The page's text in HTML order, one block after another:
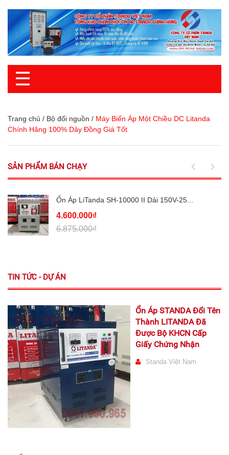
☰
Trang chủ / Bộ đổi nguồn / Máy Biến Áp Một Chiều DC Litanda
Chính Hãng 100% Dây Đồng Giá Tốt
SẢN PHẨM BÁN CHẠY
Ổn Áp LiTanda SH-10000 II Dải 150V-25...
4.600.000₫
6.875.000₫
TIN TỨC - DỰ ÁN
Ổn Áp STANDA Đổi Tên
Thành LITANDA Đã
Được Bộ KHCN Cấp
Giấy Chứng Nhận
Standa Việt Nam